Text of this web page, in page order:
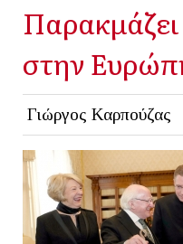
Παρακμάζει
στην
Γιώργος Καρπούζας